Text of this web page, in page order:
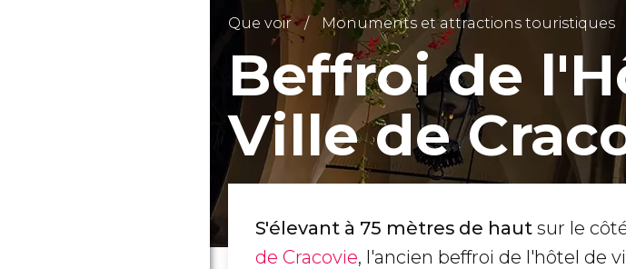
Que voir Monuments et attractions touristiques
Beffroi de
Ville de
S'élevant à 75 mètres de haut sur le
de Cracovie, l'ancien beffroi de l'hôtel de